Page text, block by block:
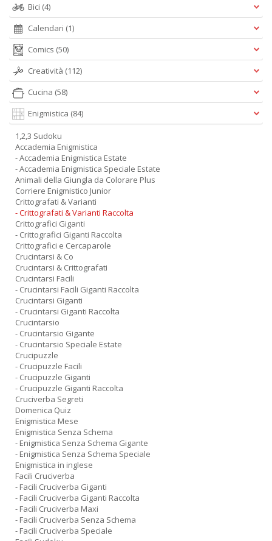
Bici (4)
Calendari (1)
Comics (50)
Creatività (112)
Cucina (58)
Enigmistica (84)
1,2,3 Sudoku
Accademia Enigmistica
- Accademia Enigmistica Estate
- Accademia Enigmistica Speciale Estate
Animali della Giungla da Colorare Plus
Corriere Enigmistico Junior
Crittografati & Varianti
- Crittografati & Varianti Raccolta
Crittografici Giganti
- Crittografici Giganti Raccolta
Crittografici e Cercaparole
Crucintarsi & Co
Crucintarsi & Crittografati
Crucintarsi Facili
- Crucintarsi Facili Giganti Raccolta
Crucintarsi Giganti
- Crucintarsi Giganti Raccolta
Crucintarsio
- Crucintarsio Gigante
- Crucintarsio Speciale Estate
Crucipuzzle
- Crucipuzzle Facili
- Crucipuzzle Giganti
- Crucipuzzle Giganti Raccolta
Cruciverba Segreti
Domenica Quiz
Enigmistica Mese
Enigmistica Senza Schema
- Enigmistica Senza Schema Gigante
- Enigmistica Senza Schema Speciale
Enigmistica in inglese
Facili Cruciverba
- Facili Cruciverba Giganti
- Facili Cruciverba Giganti Raccolta
- Facili Cruciverba Maxi
- Facili Cruciverba Senza Schema
- Facili Cruciverba Speciale